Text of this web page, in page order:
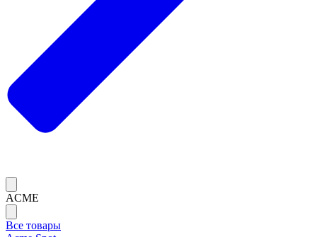
ACME
Все товары